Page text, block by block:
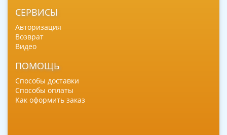
СЕРВИСЫ
Авторизация
Возврат
Видео
ПОМОЩЬ
Способы доставки
Способы оплаты
Как оформить заказ